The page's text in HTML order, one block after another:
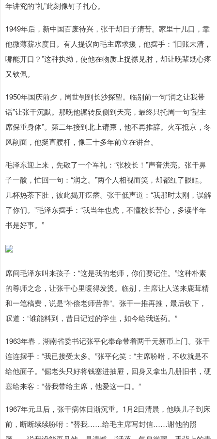
年讲究的“礼”此刻像钉子扎心。
1949年后，新中国百废待兴，张干却日子清苦。家里十几口，靠
他微薄薪水度日。有人提议向毛主席求援，他摆手：“旧账未清，
哪能开口？”这种执拗，使他在物质上捉襟见肘，却让晚辈既心疼
又钦佩。
1950年国庆前夕，周世钊到长沙探望。临别前一句“润之让我带
话”让张干沉默。那晚他辗转反侧到天亮，最终只托周一句“望主
席保重身体”。第二年接到北上请柬，他不再推辞。火车抵京，冬
风削面，他挺直腰杆，像三十多年前立在讲台。
毛泽东迎上来，先敬了一个军礼：“张校长！”声音洪亮。张干鼻
子一酸，忙回一句：“润之。”两个人相视而笑，却都红了眼眶。
几杯热茶下肚，彼此揭开疙瘩。张干低声道：“我那时太刚，误解
了你们。”毛泽东摆手：“我当年也虎，不懂校长苦心，多读半年
书是好事。”
席间毛泽东叫来孩子：“这是我的老师，你们要记住。”这种朴素
的尊师之念，让张干心里暖得发烫。临别，主席让人送来鹿茸精
和一笔稿费，说是“补偿老师营养”。张干一推再推，最后收下，
叹道：“谁能料到，昔日记过的学生，如今给我送药。”
1963年春，湖南省委书记张平化奉命带着两千元新币上门。张干
连连摆手：“我已接受太多。”张平化笑：“主席吩咐，不收就是不
给他面子。”倔老头只好将钱塞进抽屉，回身又拿出几册旧书，硬
塞给来客：“替我带给主席，他爱这一口。”
1967年元旦后，张干病体日渐沉重。1月2日清晨，他唤儿子到床
前，断断续续吩咐：“替我……给毛主席写封信……谢他的照